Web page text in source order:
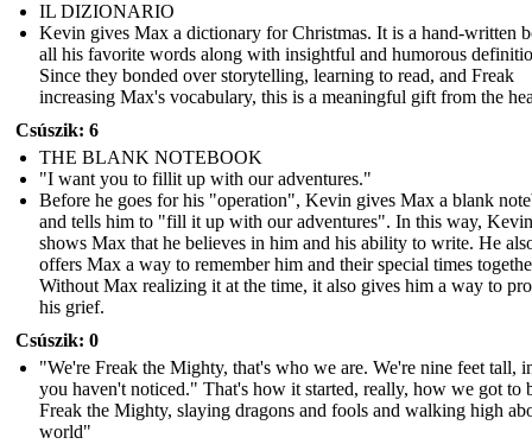
IL DIZIONARIO
Kevin gives Max a dictionary for Christmas. It is a hand-written
all his favorite words along with insightful and humorous
Since they bonded over storytelling, learning to read, and Freak
increasing Max's vocabulary, this is a meaningful gift from the
Csúszik: 6
THE BLANK NOTEBOOK
"I want you to fillit up with our adventures."
Before he goes for his "operation", Kevin gives Max a blank
and tells him to "fill it up with our adventures". In this way, Kevin
shows Max that he believes in him and his ability to write. He
offers Max a way to remember him and their special times
Without Max realizing it at the time, it also gives him a way to
his grief.
Csúszik: 0
"We're Freak the Mighty, that's who we are. We're nine feet tall,
you haven't noticed." That's how it started, really, how we got to
Freak the Mighty, slaying dragons and fools and walking high
world"